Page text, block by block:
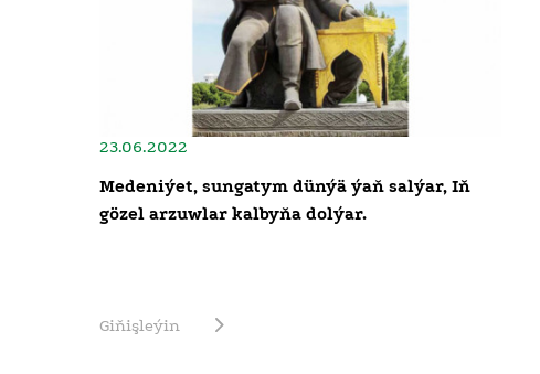
23.06.2022
Medeniýet, sungatym dünýä ýaň salýar, Iň
gözel arzuwlar kalbyňa dolýar.
Giňişleýin